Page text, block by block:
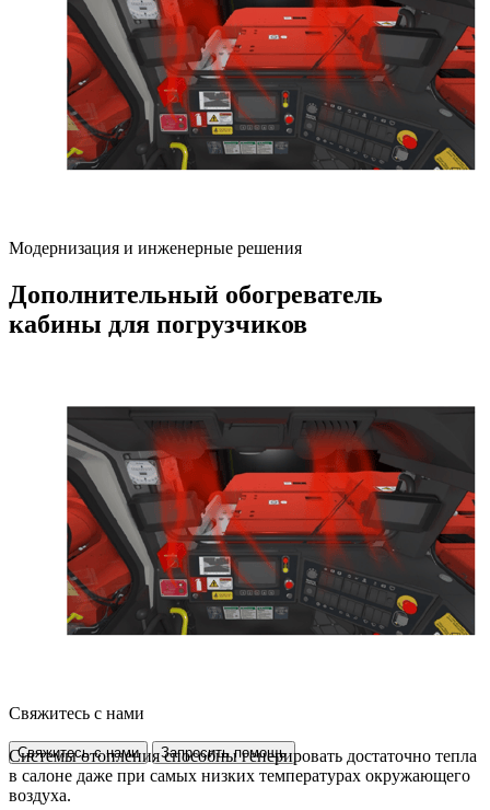
Модернизация и инженерные решения
Дополнительный обогреватель
кабины для погрузчиков
Свяжитесь с нами
Свяжитесь с нами Запросить помощь
Системы отопления способны генерировать достаточно тепла
в салоне даже при самых низких температурах окружающего
воздуха.